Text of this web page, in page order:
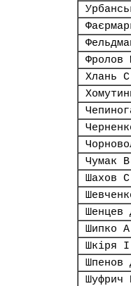
Фролов
Хлань
Чумак
Шахов
Шенцев
Шипко
Шкіря
Шпенов
Шуфрич